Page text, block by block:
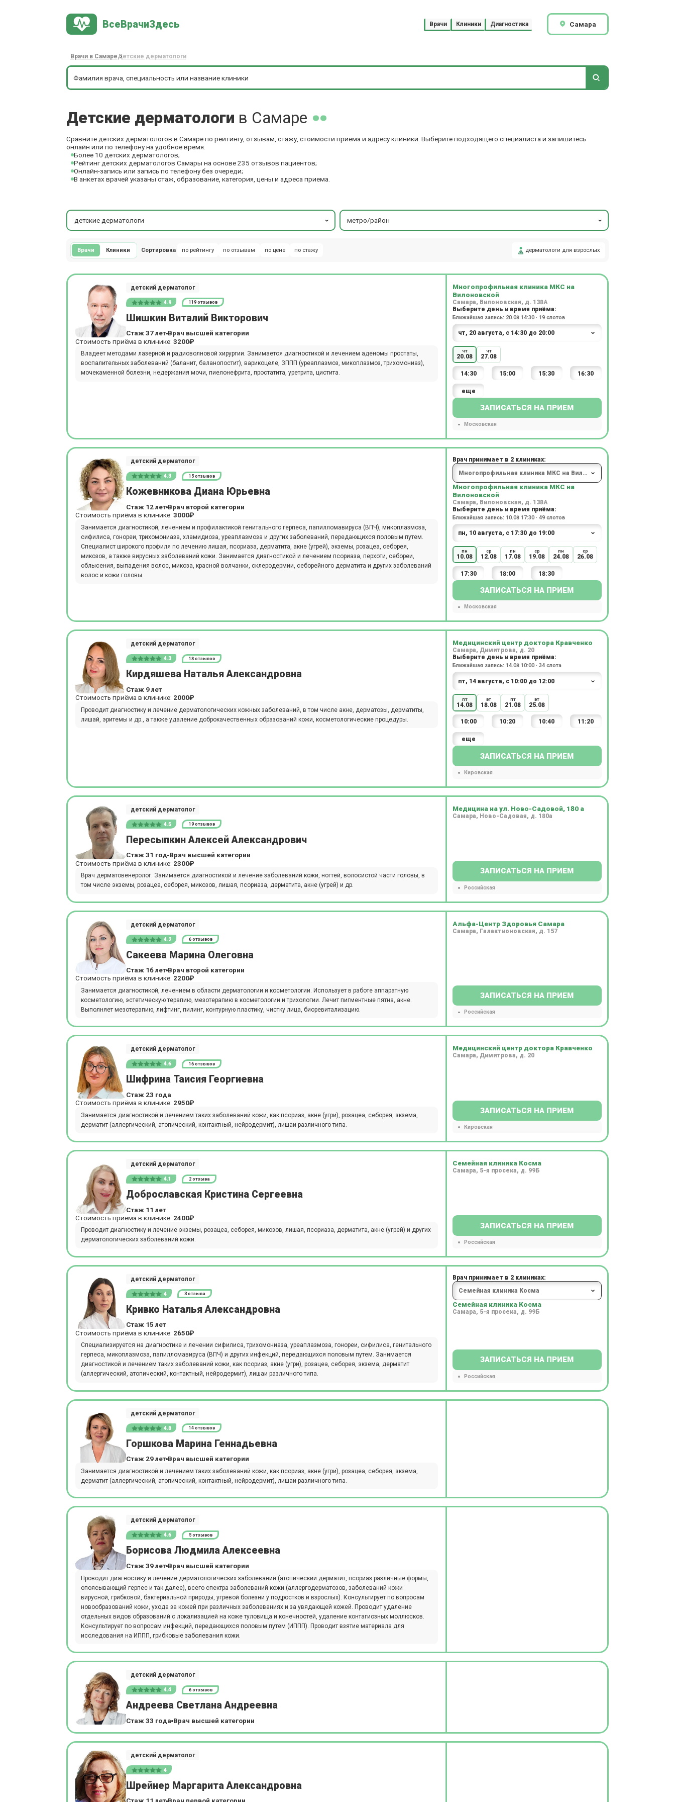
ВсеВрачиЗдесь Врачи Клиники Диагностика Самара
Врачи в СамареДетские дерматологи
Детские дерматологи в Самаре
Сравните детских дерматологов в Самаре по рейтингу, отзывам, стажу, стоимости приема и адресу клиники. Выберите подходящего специалиста и запишитесь
онлайн или по телефону на удобное время.
Более 10 детских дерматологов;
Рейтинг детских дерматологов Самары на основе 235 отзывов пациентов;
Онлайн-запись или запись по телефону без очереди;
В анкетах врачей указаны стаж, образование, категория, цены и адреса приема.
детские дерматологи метро/район
Врачи Клиники Сортировка по рейтингу по отзывам по цене по стажу дерматологи для взрослых
детский дерматолог
4.9 119 отзывов
Шишкин Виталий Викторович
Стаж 37 лет Врач высшей категории
Стоимость приёма в клинике: 3200₽
Владеет методами лазерной и радиоволновой хирургии. Занимается диагностикой и лечением аденомы простаты,
воспалительных заболеваний (баланит, баланопостит), варикоцеле, ЗППП (уреаплазмоз, микоплазмоз, трихомониаз),
мочекаменной болезни, недержания мочи, пиелонефрита, простатита, уретрита, цистита.
Многопрофильная клиника МКС на
Вилоновской
Самара, Вилоновская, д. 138А
Выберите день и время приёма:
Ближайшая запись: 20.08 14:30 · 19 слотов
чт
20.08
чт
27.08
14:30 15:00 15:30 16:30
еще
ЗАПИСАТЬСЯ НА ПРИЕМ
Московская
детский дерматолог
4.3 15 отзывов
Кожевникова Диана Юрьевна
Стаж 12 лет Врач второй категории
Стоимость приёма в клинике: 3000₽
Занимается диагностикой, лечением и профилактикой генитального герпеса, папилломавируса (ВПЧ), микоплазмоза,
сифилиса, гонореи, трихомониаза, хламидиоза, уреаплазмоза и других заболеваний, передающихся половым путем.
Специалист широкого профиля по лечению лишая, псориаза, дерматита, акне (угрей), экземы, розацеа, себорея,
микозов, а также вирусных заболеваний кожи. Занимается диагностикой и лечением псориаза, перхоти, себореи,
облысения, выпадения волос, микоза, красной волчанки, склеродермии, себорейного дерматита и других заболеваний
волос и кожи головы.
Врач принимает в 2 клиниках:
Многопрофильная клиника МКС на
Вилоновской
Самара, Вилоновская, д. 138А
Выберите день и время приёма:
Ближайшая запись: 10.08 17:30 · 49 слотов
пн
10.08
ср
12.08
пн
17.08
ср
19.08
пн
24.08
ср
26.08
17:30 18:00 18:30
ЗАПИСАТЬСЯ НА ПРИЕМ
Московская
детский дерматолог
4.3 18 отзывов
Кирдяшева Наталья Александровна
Стаж 9 лет
Стоимость приёма в клинике: 2000₽
Проводит диагностику и лечение дерматологических кожных заболеваний, в том числе акне, дерматозы, дерматиты,
лишай, эритемы и др., а также удаление доброкачественных образований кожи, косметологические процедуры.
Медицинский центр доктора Кравченко
Самара, Димитрова, д. 20
Выберите день и время приёма:
Ближайшая запись: 14.08 10:00 · 34 слота
пт
14.08
вт
18.08
пт
21.08
вт
25.08
10:00 10:20 10:40 11:20
еще
ЗАПИСАТЬСЯ НА ПРИЕМ
Кировская
детский дерматолог
4.5 19 отзывов
Пересыпкин Алексей Александрович
Стаж 31 год Врач высшей категории
Стоимость приёма в клинике: 2300₽
Врач дерматовенеролог. Занимается диагностикой и лечение заболеваний кожи, ногтей, волосистой части головы, в
том числе экземы, розацеа, себорея, микозов, лишая, псориаза, дерматита, акне (угрей) и др.
Медицина на ул. Ново-Садовой, 180 а
Самара, Ново-Садовая, д. 180а
ЗАПИСАТЬСЯ НА ПРИЕМ
Российская
детский дерматолог
4.2 6 отзывов
Сакеева Марина Олеговна
Стаж 16 лет Врач второй категории
Стоимость приёма в клинике: 2200₽
Занимается диагностикой, лечением в области дерматологии и косметологии. Использует в работе аппаратную
косметологию, эстетическую терапию, мезотерапию в косметологии и трихологии. Лечит пигментные пятна, акне.
Выполняет мезотерапию, лифтинг, пилинг, контурную пластику, чистку лица, биоревитализацию.
Альфа-Центр Здоровья Самара
Самара, Галактионовская, д. 157
ЗАПИСАТЬСЯ НА ПРИЕМ
Российская
детский дерматолог
4.6 16 отзывов
Шифрина Таисия Георгиевна
Стаж 23 года
Стоимость приёма в клинике: 2950₽
Занимается диагностикой и лечением таких заболеваний кожи, как псориаз, акне (угри), розацеа, себорея, экзема,
дерматит (аллергический, атопический, контактный, нейродермит), лишаи различного типа.
Медицинский центр доктора Кравченко
Самара, Димитрова, д. 20
ЗАПИСАТЬСЯ НА ПРИЕМ
Кировская
детский дерматолог
4.1 2 отзыва
Доброславская Кристина Сергеевна
Стаж 11 лет
Стоимость приёма в клинике: 2400₽
Проводит диагностику и лечение экземы, розацеа, себорея, микозов, лишая, псориаза, дерматита, акне (угрей) и других
дерматологических заболеваний кожи.
Семейная клиника Косма
Самара, 5-я просека, д. 99Б
ЗАПИСАТЬСЯ НА ПРИЕМ
Российская
детский дерматолог
4 3 отзыва
Кривко Наталья Александровна
Стаж 15 лет
Стоимость приёма в клинике: 2650₽
Специализируется на диагностике и лечении сифилиса, трихомониаза, уреаплазмоза, гонореи, сифилиса, генитального
герпеса, микоплазмоза, папилломавируса (ВПЧ) и других инфекций, передающихся половым путем. Занимается
диагностикой и лечением таких заболеваний кожи, как псориаз, акне (угри), розацеа, себорея, экзема, дерматит
(аллергический, атопический, контактный, нейродермит), лишаи различного типа.
Врач принимает в 2 клиниках:
Семейная клиника Косма
Самара, 5-я просека, д. 99Б
ЗАПИСАТЬСЯ НА ПРИЕМ
Российская
детский дерматолог
4.8 14 отзывов
Горшкова Марина Геннадьевна
Стаж 29 лет Врач высшей категории
Занимается диагностикой и лечением таких заболеваний кожи, как псориаз, акне (угри), розацеа, себорея, экзема,
дерматит (аллергический, атопический, контактный, нейродермит), лишаи различного типа.
детский дерматолог
4.6 5 отзывов
Борисова Людмила Алексеевна
Стаж 39 лет Врач высшей категории
Проводит диагностику и лечение дерматологических заболеваний (атопический дерматит, псориаз различные формы,
опоясывающий герпес и так далее), всего спектра заболеваний кожи (аллергодерматозов, заболеваний кожи
вирусной, грибковой, бактериальной природы, угревой болезни у подростков и взрослых). Консультирует по вопросам
новообразований кожи, ухода за кожей при различных заболеваниях и за увядающей кожей. Проводит удаление
отдельных видов образований с локализацией на коже туловища и конечностей, удаление контагиозных моллюсков.
Консультирует по вопросам инфекций, передающихся половым путем (ИППП). Проводит взятие материала для
исследования на ИППП, грибковые заболевания кожи.
детский дерматолог
4.4 6 отзывов
Андреева Светлана Андреевна
Стаж 33 года Врач высшей категории
детский дерматолог
4
Шрейнер Маргарита Александровна